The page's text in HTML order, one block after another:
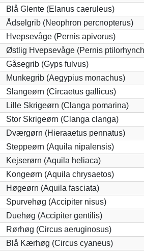
Blå Glente (Elanus caeruleus)
Ådselgrib (Neophron percnopterus)
Hvepsevåge (Pernis apivorus)
Østlig Hvepsevåge (Pernis
Gåsegrib (Gyps fulvus)
Munkegrib (Aegypius monachus)
Slangeørn (Circaetus gallicus)
Lille Skrigeørn (Clanga pomarina)
Stor Skrigeørn (Clanga clanga)
Dværgørn (Hieraaetus pennatus)
Steppeørn (Aquila nipalensis)
Kejserørn (Aquila heliaca)
Kongeørn (Aquila chrysaetos)
Høgeørn (Aquila fasciata)
Spurvehøg (Accipiter nisus)
Duehøg (Accipiter gentilis)
Rørhøg (Circus aeruginosus)
Blå Kærhøg (Circus cyaneus)